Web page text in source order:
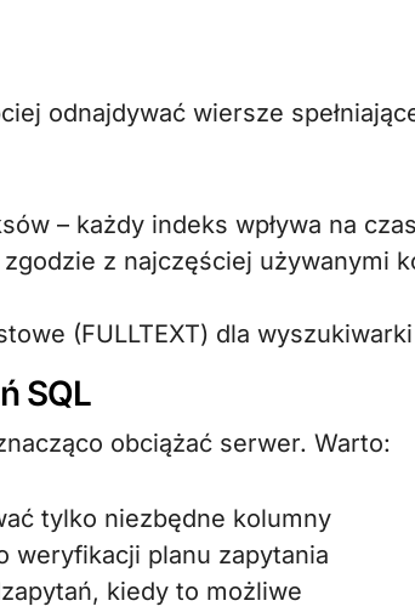
odnajdywać wiersze
– każdy indeks wpływa na czas
z najczęściej używanymi
(FULLTEXT) dla
SQL
obciążać serwer. Warto:
tylko niezbędne kolumny
weryfikacji planu zapytania
kiedy to możliwe